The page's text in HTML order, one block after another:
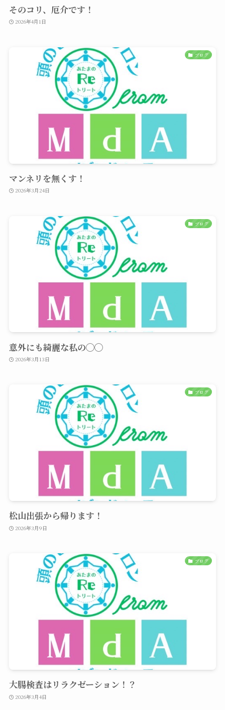
そのコリ、厄介です！
2026年4月1日
ブログ
マンネリを無くす！
2026年3月24日
ブログ
意外にも綺麗な私の◯◯
2026年3月13日
ブログ
松山出張から帰ります！
2026年3月9日
ブログ
大腸検査はリラクゼーション！？
2026年3月4日